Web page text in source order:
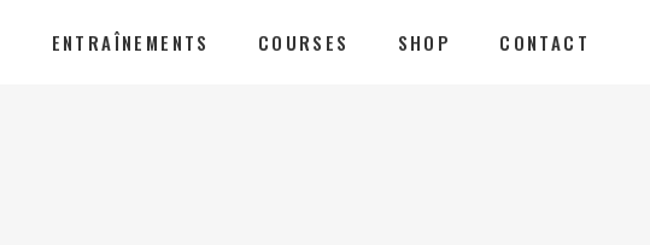
ENTRAÎNEMENTS COURSES SHOP CONTACT